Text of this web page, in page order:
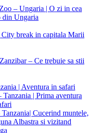
– Ungaria | O zi in cea
din Ungaria
break in capitala Marii
– Ce trebuie sa stii
| Aventura in safari
| Prima aventura
Cucerind muntele,
Albastra si vizitand